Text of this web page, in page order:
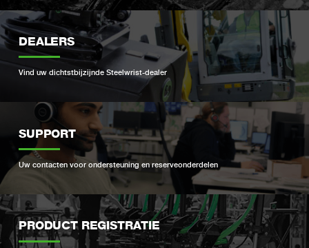
DEALERS
Vind uw dichtstbijzijnde Steelwrist-dealer
SUPPORT
Uw contacten voor ondersteuning en reserveonderdelen
PRODUCT REGISTRATIE